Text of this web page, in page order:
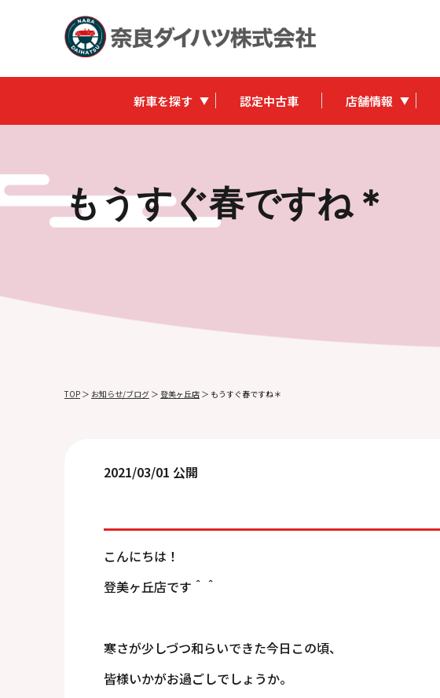
新車を探す 認定中古車 店舗情報
もうすぐ春ですね＊
TOP ＞ お知らせ/ブログ ＞ 登美ヶ丘店 ＞ もうすぐ春ですね＊
2021/03/01 公開
こんにちは！
登美ヶ丘店です＾＾
寒さが少しづつ和らいできた今日この頃、
皆様いかがお過ごしでしょうか。